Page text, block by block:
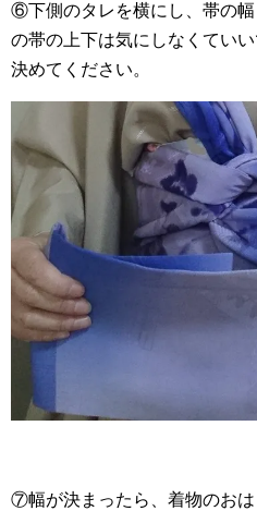
⑥下側のタレを横にし、帯の幅
の帯の上下は気にしなくてい
決めてください。
⑦幅が決まったら、着物のお